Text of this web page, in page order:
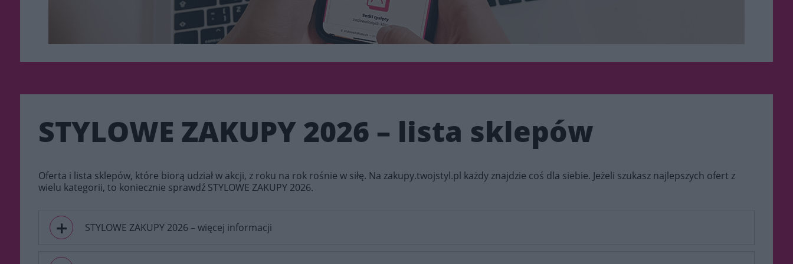
STYLOWE ZAKUPY 2026 – lista sklepów
Oferta i lista sklepów, które biorą udział w akcji, z roku na rok rośnie w siłę. Na zakupy.twojstyl.pl każdy znajdzie coś dla siebie. Jeżeli szukasz najlepszych ofert z
wielu kategorii, to koniecznie sprawdź STYLOWE ZAKUPY 2026.
＋
STYLOWE ZAKUPY 2026 – więcej informacji